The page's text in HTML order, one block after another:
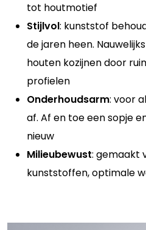
tot houtmotief
Stijlvol: kunststof
de jaren heen.
houten kozijnen door
profielen
Onderhoudsarm: voor
af. Af en toe een sopje
nieuw
Milieubewust: gemaakt
kunststoffen, optimale